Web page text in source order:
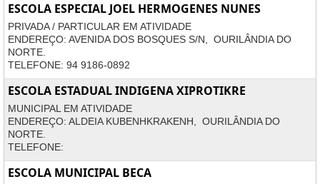
ESCOLA ESPECIAL JOEL HERMOGENES NUNES
PRIVADA / PARTICULAR EM ATIVIDADE
ENDEREÇO: AVENIDA DOS BOSQUES S/N, OURILÂNDIA DO
NORTE.
TELEFONE: 94 9186-0892
ESCOLA ESTADUAL INDIGENA XIPROTIKRE
MUNICIPAL EM ATIVIDADE
ENDEREÇO: ALDEIA KUBENHKRAKENH, OURILÂNDIA DO
NORTE.
TELEFONE:
ESCOLA MUNICIPAL BECA